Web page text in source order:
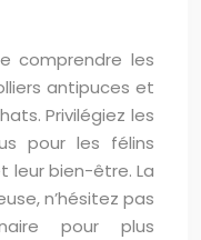
comprendre les
antipuces et
Privilégiez les
pour les félins
leur bien-être. La
n’hésitez pas
pour plus